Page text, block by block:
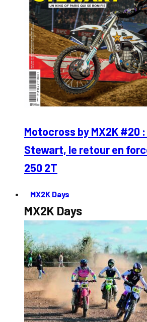
Motocross by MX2K #20
Stewart, le retour en
250 2T
MX2K Days
MX2K Days